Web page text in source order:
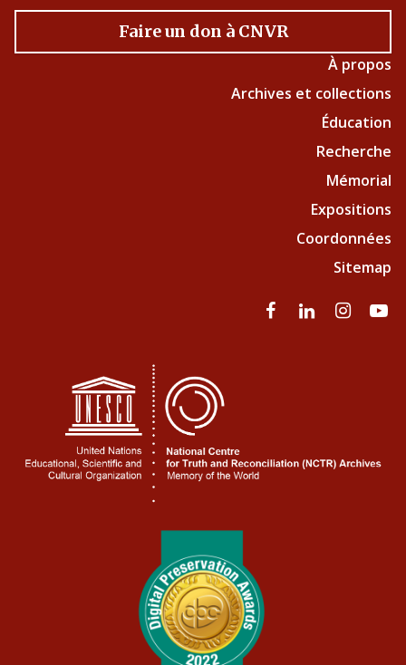
Faire un don à CNVR
À propos
Archives et collections
Éducation
Recherche
Mémorial
Expositions
Coordonnées
Sitemap